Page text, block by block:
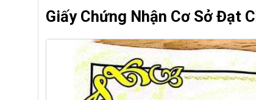
Giấy Chứng Nhận Cơ Sở Đạt